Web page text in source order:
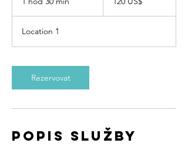
0
i
n
dolarů
Location 1
Rezervovat
Popis služby